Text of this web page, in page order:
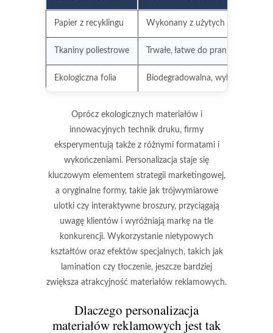
Papier z recyklingu Wykonany z użytych
Tkaniny poliestrowe Trwałe, łatwe do prania,
Ekologiczna folia Biodegradowalna, wykonana z
Oprócz ekologicznych materiałów i
innowacyjnych technik druku, firmy
eksperymentują także z różnymi formatami i
wykończeniami. Personalizacja staje się
kluczowym elementem strategii marketingowej,
a oryginalne formy, takie jak trójwymiarowe
ulotki czy interaktywne broszury, przyciągają
uwagę klientów i wyróżniają markę na tle
konkurencji. Wykorzystanie nietypowych
kształtów oraz efektów specjalnych, takich jak
lamination czy tłoczenie, jeszcze bardziej
zwiększa atrakcyjność materiałów reklamowych.
Dlaczego personalizacja
materiałów reklamowych jest tak